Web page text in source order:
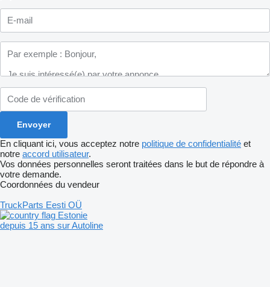
En cliquant ici, vous acceptez notre politique de confidentialité et
notre accord utilisateur.
Vos données personnelles seront traitées dans le but de répondre à
votre demande.
Coordonnées du vendeur
TruckParts Eesti OÜ
Estonie
depuis 15 ans sur Autoline